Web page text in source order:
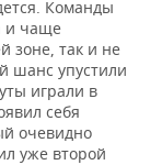
Команды
и чаще
зоне, так и не
шанс упустили
играли в
себя
очевидно
уже второй